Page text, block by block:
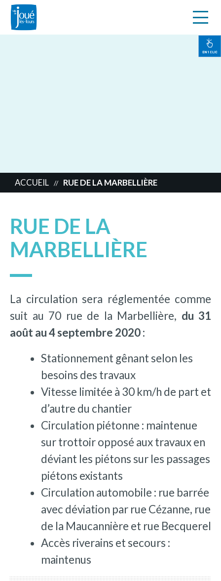
EN 1 CLIC
ACCUEIL // RUE DE LA MARBELLIÈRE
RUE DE LA
MARBELLIÈRE
La circulation sera réglementée comme
suit au 70 rue de la Marbellière, du 31
août au 4 septembre 2020 :
Stationnement gênant selon les
besoins des travaux
Vitesse limitée à 30 km/h de part et
d’autre du chantier
Circulation piétonne : maintenue
sur trottoir opposé aux travaux en
déviant les piétons sur les passages
piétons existants
Circulation automobile : rue barrée
avec déviation par rue Cézanne, rue
de la Maucannière et rue Becquerel
Accès riverains et secours :
maintenus